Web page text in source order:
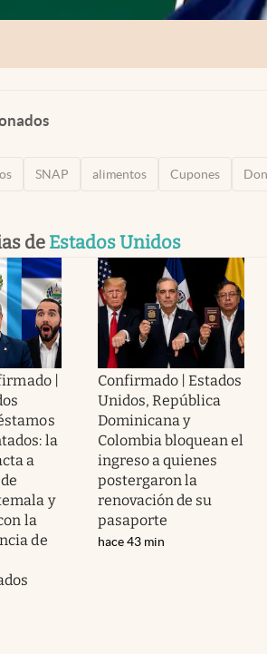
SNAP alimentos Cupones
de Estados Unidos
|
la
a
y
la
de
Confirmado | Estados
Unidos, República
Dominicana y
Colombia bloquean el
ingreso a quienes
postergaron la
renovación de su
pasaporte
hace 43 min